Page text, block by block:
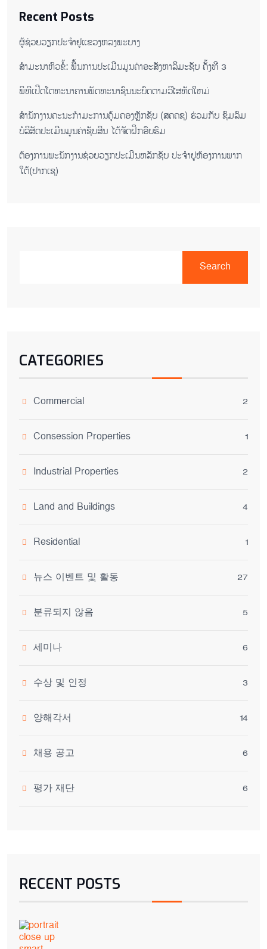
Recent Posts
ຜູ້ຊ່ວຍ​ວຽກປະ​ຈຳ​ຢູ​​ແຂວງຫລງ​ພະ​ບາງ
ສຳມະນາຫົວຂໍ້: ພື້ນການປະເມີນມູນຄ່າອະສັງຫາລິມະຊັບ ຄັ້ງທີ 3
ພິ​ທີ​ເປີດ​ໂຕ​ທະ​ນາ​ຄານ​ພັດ​ທະ​ນາ​ຊົນ​ນະ​ບົດ​ຕາມ​ວິ​ໄສ​ທັດ​ໃຫມ່
ສໍານັກງານຄະນະກໍາມະການຄຸ້ມຄອງຫຼັກຊັບ (ສຄຄຊ) ຮ່ວມກັບ ຊົມລົມ
ບໍລິສັດປະເມີນມູນຄ່າຊັບສິນ ໄດ້ຈັດຝຶກອົບຮົມ
ຕ​້ອງ​ການ​ພະ​ນັກ​ງານ​ຊ່ວຍ​ວຽກ​ປະ​ເມີນ​ຫລັກ​ຊັບ ປະ​ຈຳ​ຢູ​ຫ້ອງ​ການ​ພາກ​
ໃຕ້​(ປາກ​ເຊ)
Search
CATEGORIES
Commercial 2
Consession Properties 1
Industrial Properties 2
Land and Buildings 4
Residential 1
뉴스 이벤트 및 활동 27
분류되지 않음 5
세미나 6
수상 및 인정 3
양해각서 14
채용 공고 6
평가 재단 6
RECENT POSTS